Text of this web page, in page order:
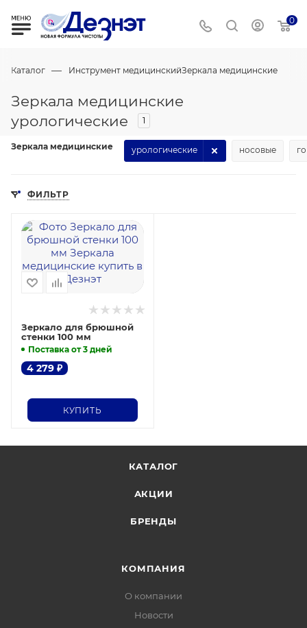
0
Каталог — Инструмент медицинскийЗеркала медицинские
Зеркала медицинские
урологические
1
Зеркала медицинские носовые
урологические
ФИЛЬТР
Зеркало для брюшной
стенки 100 мм
Поставка от 3 дней
4 279 ₽
КУПИТЬ
КАТАЛОГ
АКЦИИ
БРЕНДЫ
КОМПАНИЯ
О компании
Новости